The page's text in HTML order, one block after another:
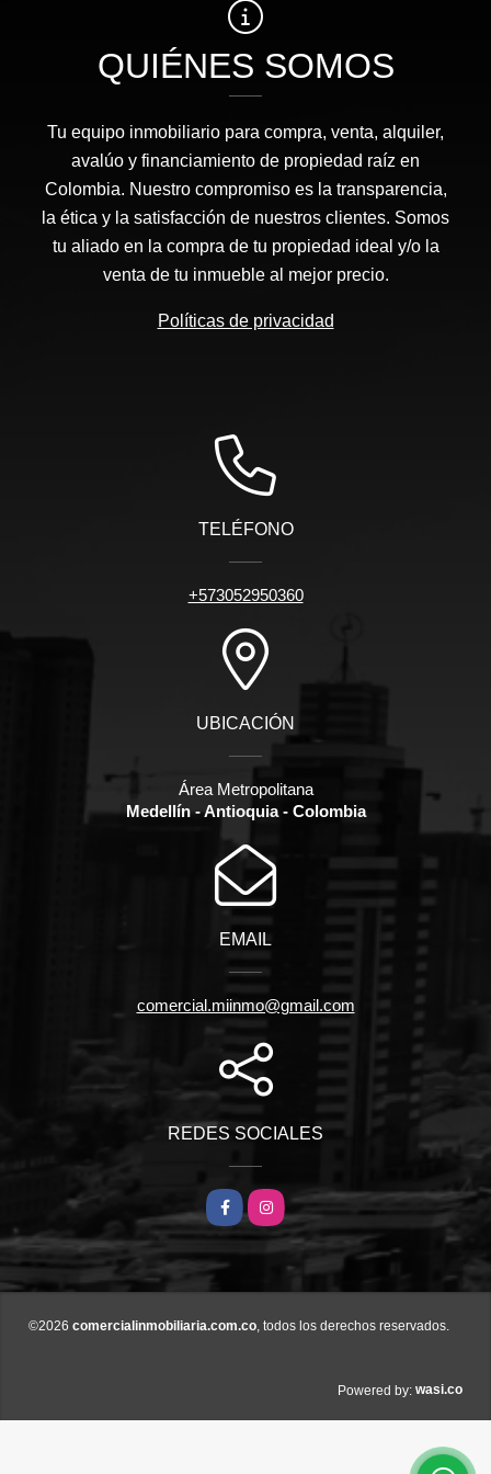
QUIÉNES SOMOS
Tu equipo inmobiliario para compra, venta, alquiler,
avalúo y financiamiento de propiedad raíz en
Colombia. Nuestro compromiso es la transparencia,
la ética y la satisfacción de nuestros clientes. Somos
tu aliado en la compra de tu propiedad ideal y/o la
venta de tu inmueble al mejor precio.
Políticas de privacidad
TELÉFONO
+573052950360
UBICACIÓN
Área Metropolitana
Medellín - Antioquia - Colombia
EMAIL
comercial.miinmo@gmail.com
REDES SOCIALES
FacebookInstagram
©2026 comercialinmobiliaria.com.co, todos los derechos reservados.
Powered by: wasi.co